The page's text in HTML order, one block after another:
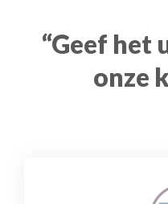
“Geef het
onze